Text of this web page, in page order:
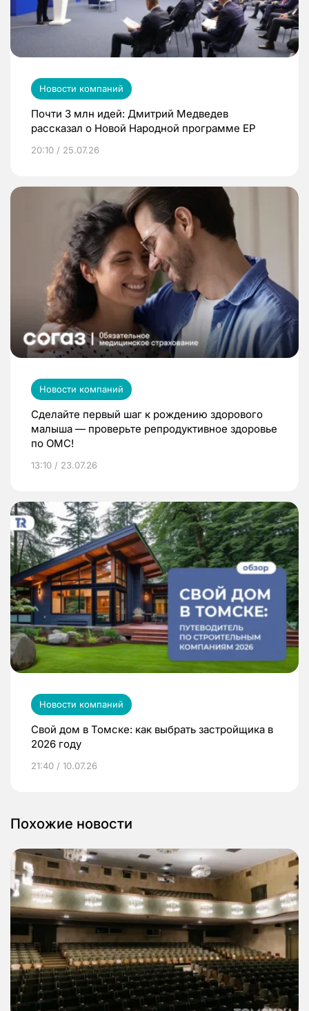
Новости компаний
Почти 3 млн идей: Дмитрий Медведев
рассказал о Новой Народной программе ЕР
20:10 / 25.07.26
Новости компаний
Сделайте первый шаг к рождению здорового
малыша — проверьте репродуктивное здоровье
по ОМС!
13:10 / 23.07.26
Новости компаний
Свой дом в Томске: как выбрать застройщика в
2026 году
21:40 / 10.07.26
Похожие новости